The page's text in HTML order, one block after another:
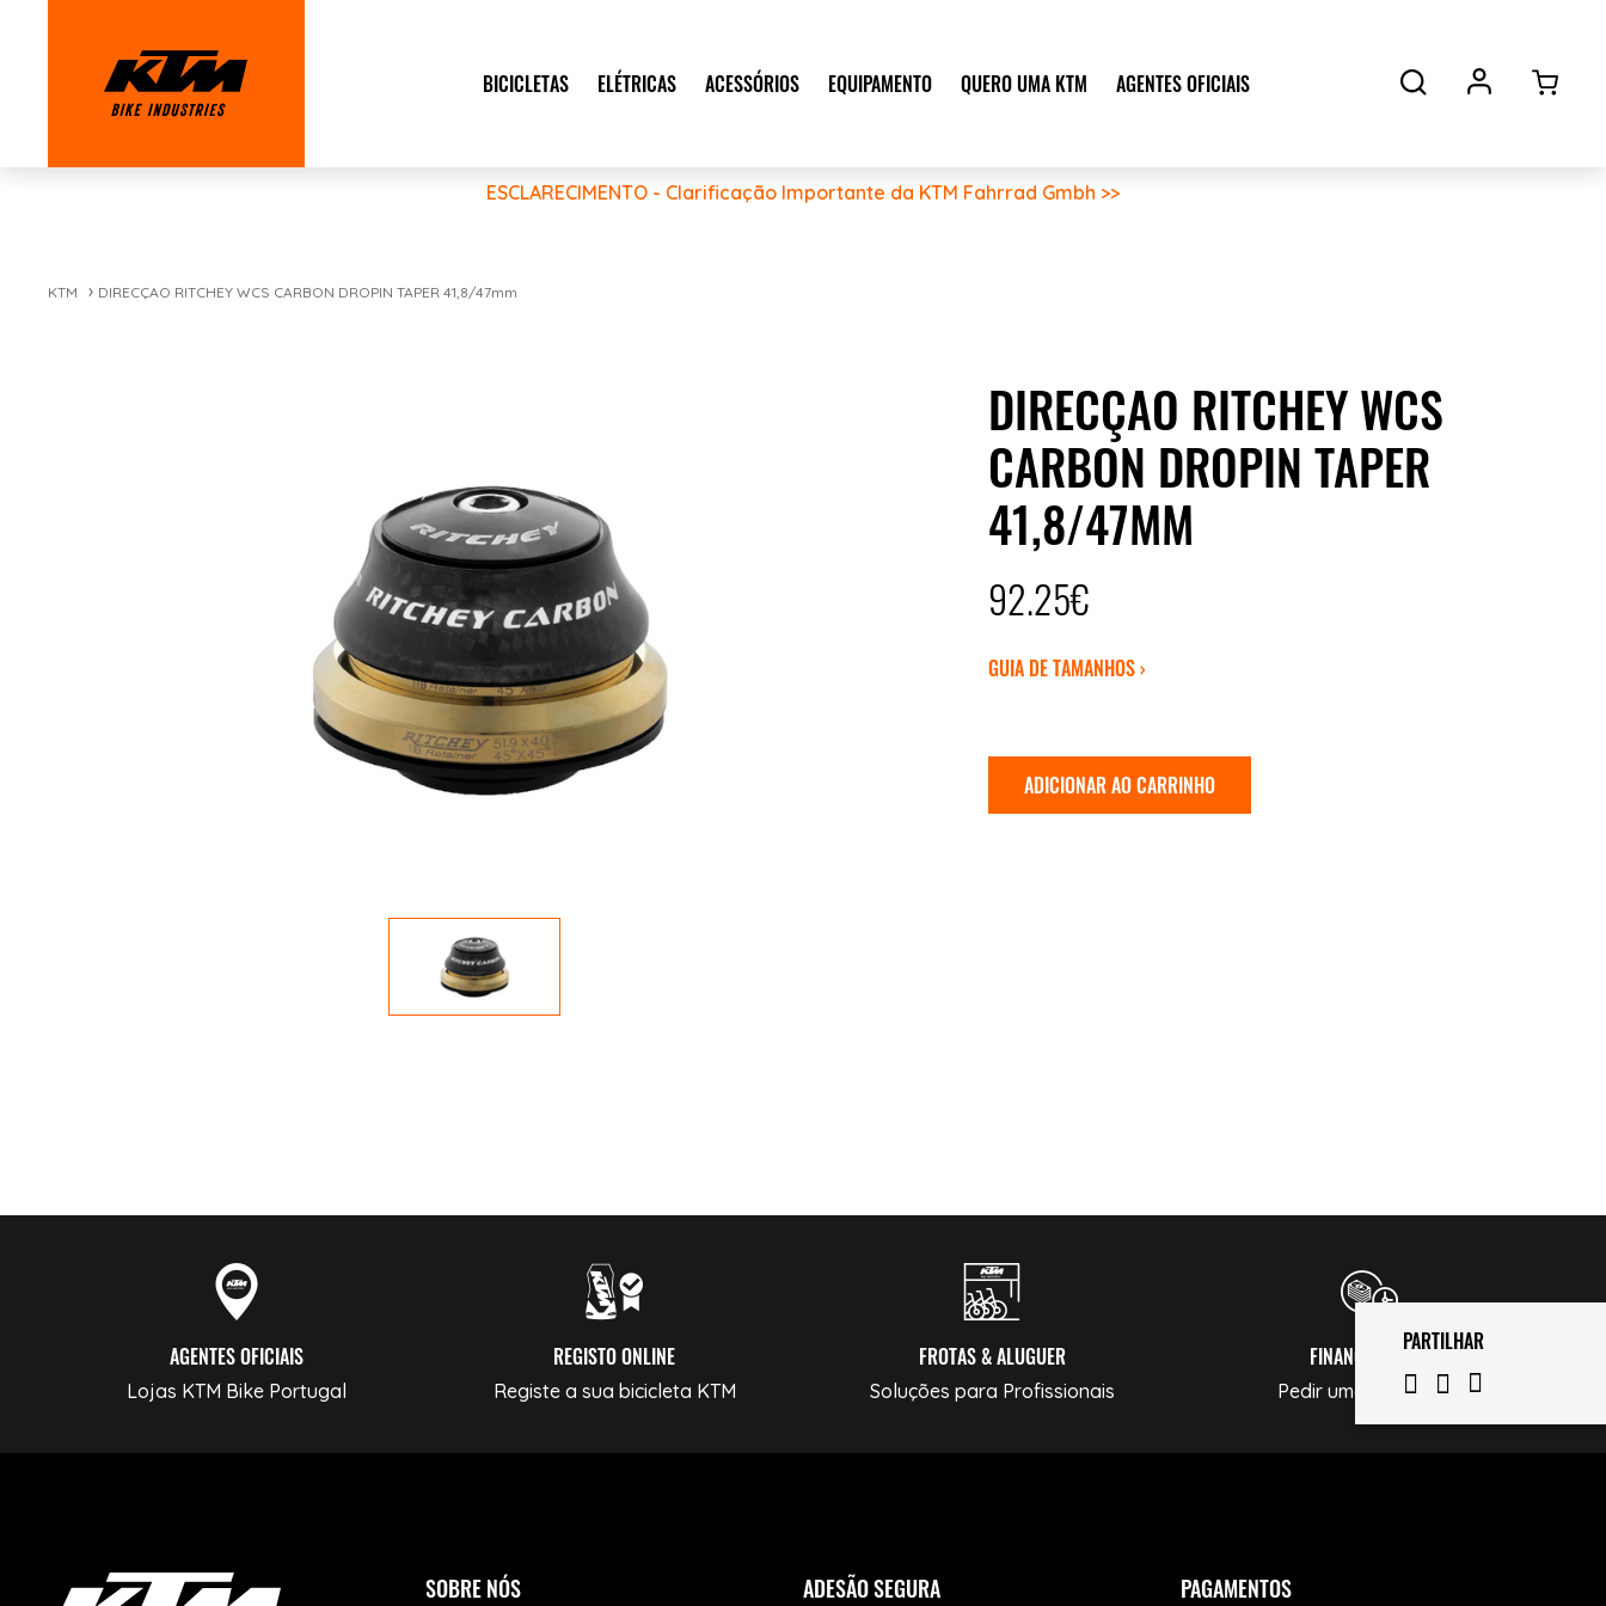
BICICLETAS ELÉTRICAS ACESSÓRIOS EQUIPAMENTO QUERO UMA KTM AGENTES OFICIAIS
ESCLARECIMENTO - Clarificação Importante da KTM Fahrrad Gmbh >>
KTM DIRECÇAO RITCHEY WCS CARBON DROPIN TAPER 41,8/47mm
PARTILHAR
DIRECÇAO RITCHEY WCS
CARBON DROPIN TAPER
41,8/47MM
92.25€
GUIA DE TAMANHOS ›
ADICIONAR AO CARRINHO
AGENTES OFICIAIS
Lojas KTM Bike Portugal
REGISTO ONLINE
Registe a sua bicicleta KTM
FROTAS & ALUGUER
Soluções para Profissionais
FINANCIAMENTO
Pedir uma Simulação
SOBRE NÓS ADESÃO SEGURA PAGAMENTOS